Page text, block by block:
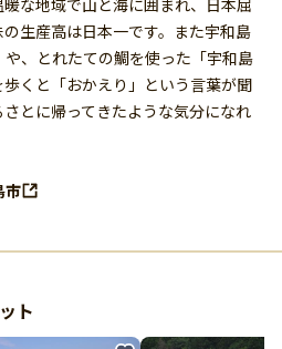
な地域で山と海に囲まれ、日本屈
生産高は日本一です。また宇和島
、とれたての鯛を使った「宇和島
くと「おかえり」という言葉が聞
とに帰ってきたような気分になれ
市
ト